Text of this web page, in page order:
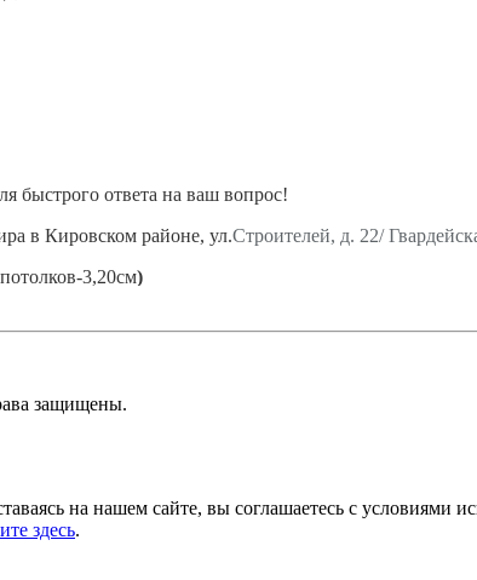
быстрого ответа на ваш вопрос!
в Кировском районе, ул.Строителей, д. 22/
3,20см)
приличные межкомнатные двери, радиаторы
наша квартира.
защищены.
на нашем сайте, вы соглашаетесь с условиями
здесь.